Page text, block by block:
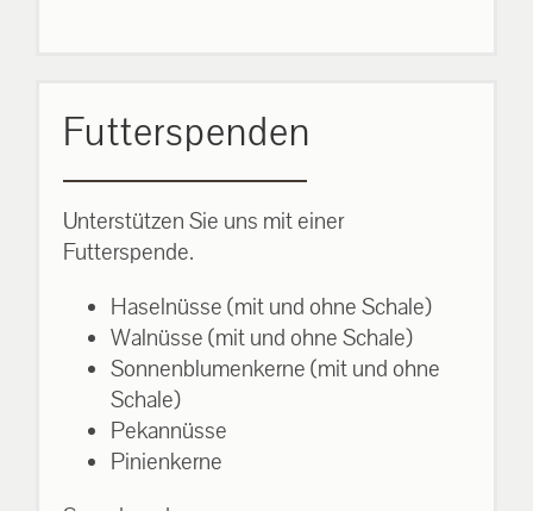
Futterspenden
Unterstützen Sie uns mit einer
Futterspende.
Haselnüsse (mit und ohne Schale)
Walnüsse (mit und ohne Schale)
Sonnenblumenkerne (mit und ohne
Schale)
Pekannüsse
Pinienkerne